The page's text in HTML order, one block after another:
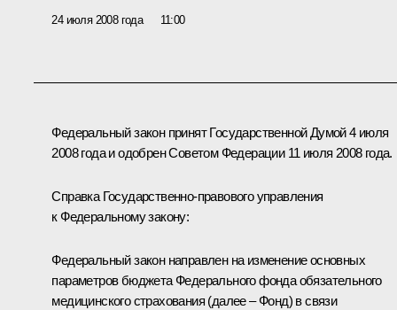
24 июля 2008 года 11:00
Федеральный закон принят Государственной Думой 4 июля
2008 года и одобрен Советом Федерации 11 июля 2008 года.
Справка Государственно-правового управления
к Федеральному закону:
Федеральный закон направлен на изменение основных
параметров бюджета Федерального фонда обязательного
медицинского страхования (далее – Фонд) в связи